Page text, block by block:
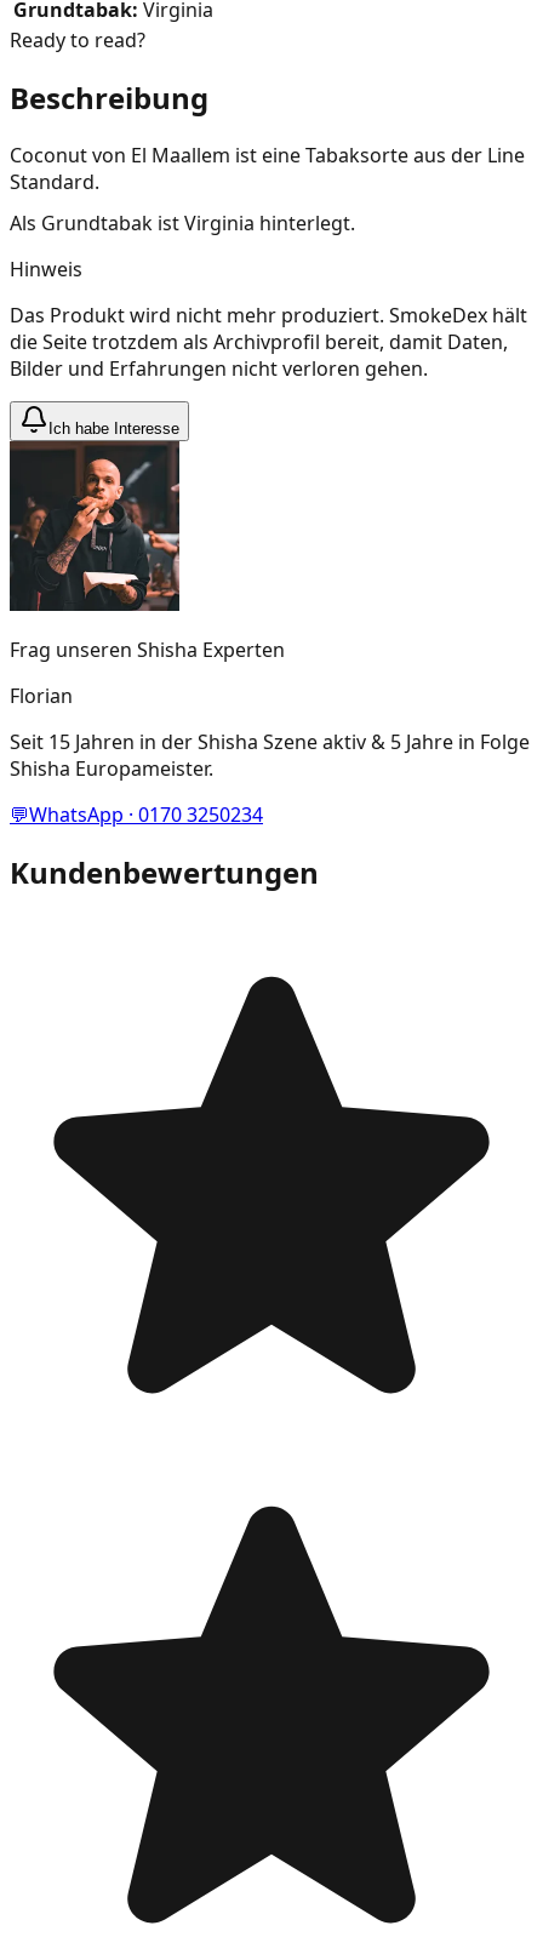
Grundtabak: Virginia
Ready to read?
Beschreibung
Coconut von El Maallem ist eine Tabaksorte aus der Line
Standard.
Als Grundtabak ist Virginia hinterlegt.
Hinweis
Das Produkt wird nicht mehr produziert. SmokeDex hält
die Seite trotzdem als Archivprofil bereit, damit Daten,
Bilder und Erfahrungen nicht verloren gehen.
Ich habe Interesse
Frag unseren Shisha Experten
Florian
Seit 15 Jahren in der Shisha Szene aktiv & 5 Jahre in Folge
Shisha Europameister.
💬WhatsApp · 0170 3250234
Kundenbewertungen